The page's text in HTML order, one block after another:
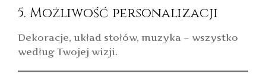
5. Możliwość personalizacji
Dekoracje, układ stołów, muzyka – wszystko
według Twojej wizji.